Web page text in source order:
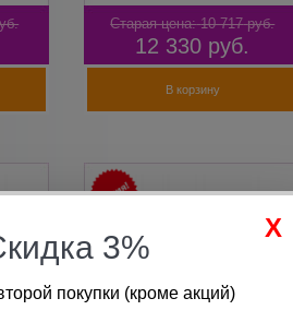
Старая цена: 10 717 руб.
12 330 руб.
В корзину
3%
покупки (кроме акций)